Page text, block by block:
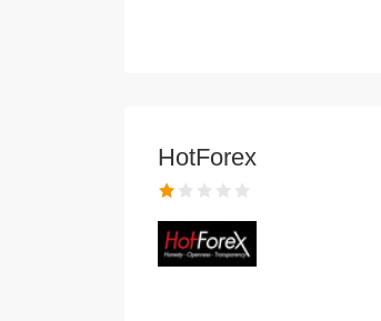
HotForex